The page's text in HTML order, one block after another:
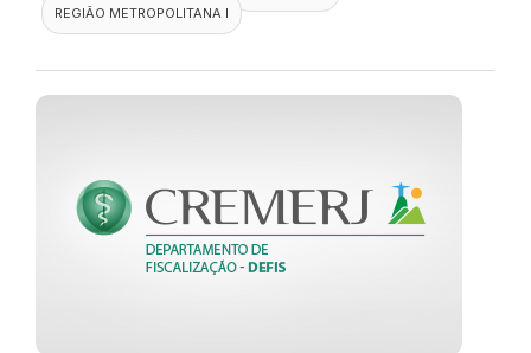
REGIÃO METROPOLITANA I